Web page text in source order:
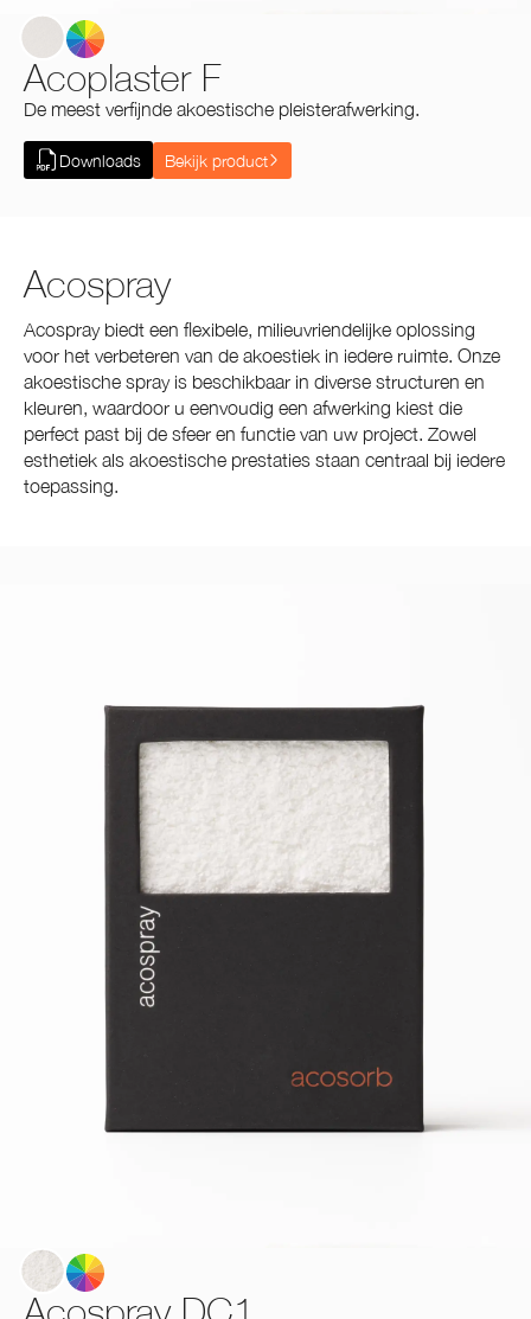
Acoplaster F
White
De meest verfijnde akoestische pleisterafwerking.
Downloads Bekijk product
Acospray
Acospray biedt een flexibele, milieuvriendelijke oplossing
voor het verbeteren van de akoestiek in iedere ruimte. Onze
akoestische spray is beschikbaar in diverse structuren en
kleuren, waardoor u eenvoudig een afwerking kiest die
perfect past bij de sfeer en functie van uw project. Zowel
esthetiek als akoestische prestaties staan centraal bij iedere
toepassing.
White